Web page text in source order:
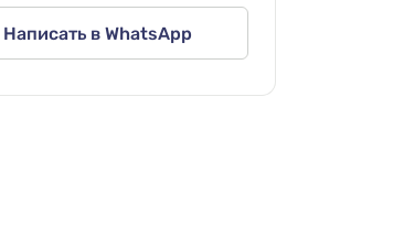
Написать в WhatsApp